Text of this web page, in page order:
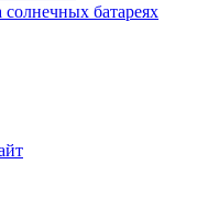
батареях